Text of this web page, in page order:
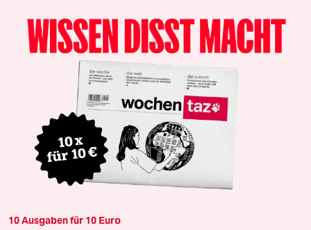
10 Ausgaben für 10 Euro